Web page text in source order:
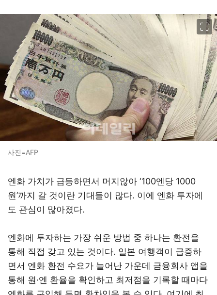
사진=AFP
엔화 가치가 급등하면서 머지않아 ‘100엔당 1000
원’까지 갈 것이란 기대들이 많다. 이에 엔화 투자에
도 관심이 많아졌다.
엔화에 투자하는 가장 쉬운 방법 중 하나는 환전을
통해 직접 갖고 있는 것이다. 일본 여행객이 급증하
면서 엔화 환전 수요가 늘어난 가운데 금융회사 앱을
통해 원·엔 환율을 확인하고 최저점을 기록할 때마다